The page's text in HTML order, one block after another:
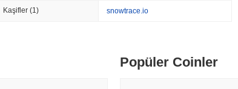
Stake Etmesini İstiyor
Ethereum
Kaşifler(1) snowtrace.io
Popüler Coinler